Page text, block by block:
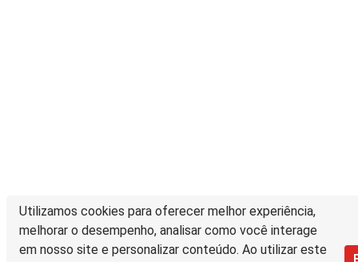
Utilizamos cookies para oferecer melhor experiência,
melhorar o desempenho, analisar como você interage
em nosso site e personalizar conteúdo. Ao utilizar este